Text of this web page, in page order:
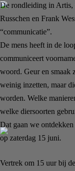
De rondleiding in Artis,
Russchen en Frank
“communicatie”.
De mens heeft in de
communiceert
woord. Geur en smaak
weinig inzetten, maar
worden. Welke
welke diersoorten
Dat gaan we
op zaterdag 15 juni.
Vertrek om 15 uur bij